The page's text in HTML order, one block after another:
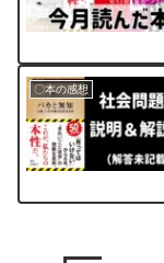
〇本の感想